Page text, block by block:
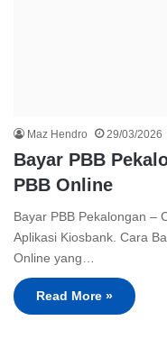
Maz Hendro 29/03/2026
Bayar PBB
PBB Online
Bayar PBB Pekalongan –
Aplikasi Kiosbank. Cara
Online yang…
Read More »